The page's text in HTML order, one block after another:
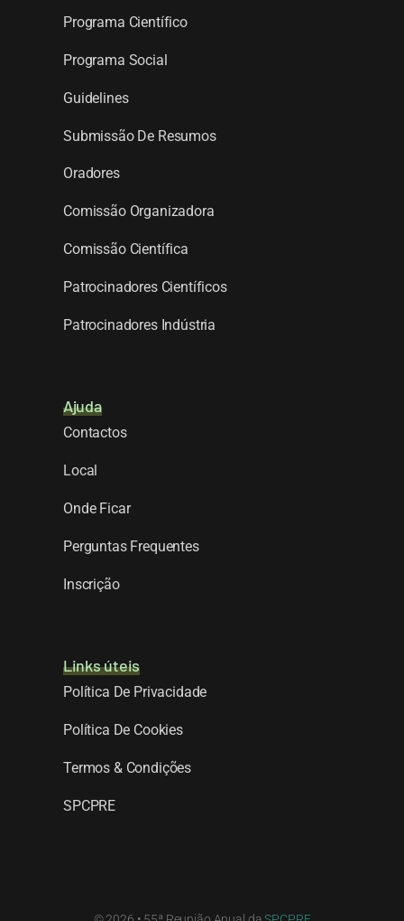
Programa Científico
Programa Social
Guidelines
Submissão De Resumos
Oradores
Comissão Organizadora
Comissão Científica
Patrocinadores Científicos
Patrocinadores Indústria
Ajuda
Contactos
Local
Onde Ficar
Perguntas Frequentes
Inscrição
Links úteis
Política De Privacidade
Política De Cookies
Termos & Condições
SPCPRE